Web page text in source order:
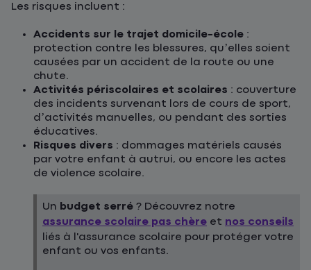
Les risques incluent :
Accidents sur le trajet domicile-école :
protection contre les blessures, qu’elles soient
causées par un accident de la route ou une
chute.
Activités périscolaires et scolaires : couverture
des incidents survenant lors de cours de sport,
d’activités manuelles, ou pendant des sorties
éducatives.
Risques divers : dommages matériels causés
par votre enfant à autrui, ou encore les actes
de violence scolaire.
Un budget serré ? Découvrez notre
assurance scolaire pas chère et nos conseils
liés à l'assurance scolaire pour protéger votre
enfant ou vos enfants.